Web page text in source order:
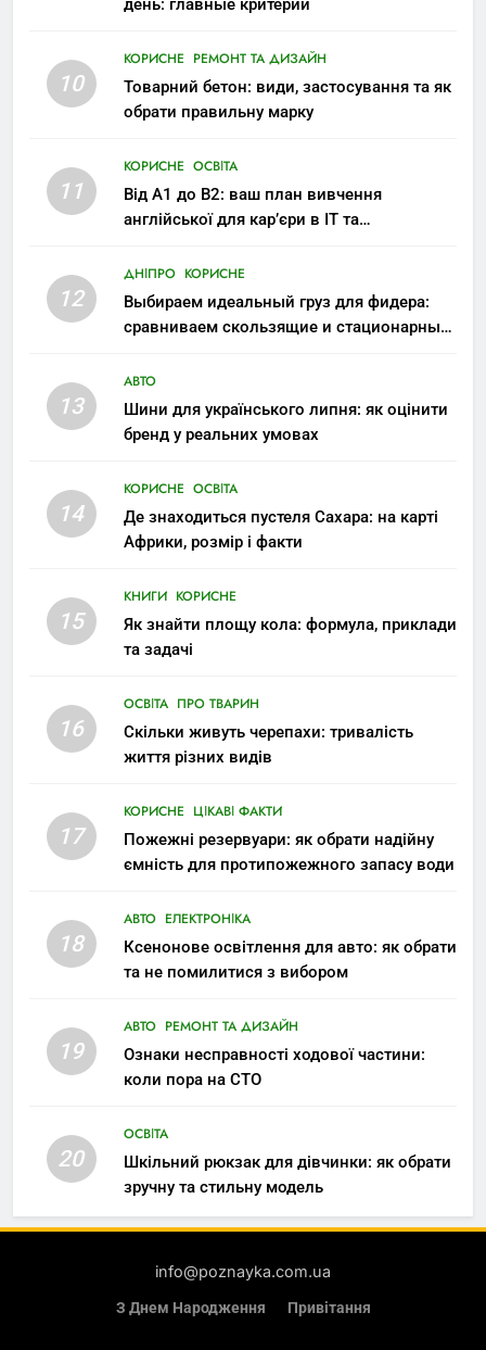
день: главные критерии
10
КОРИСНЕ РЕМОНТ ТА ДИЗАЙН
Товарний бетон: види, застосування та як
обрати правильну марку
11
КОРИСНЕ ОСВІТА
Від A1 до B2: ваш план вивчення
англійської для кар’єри в IT та
12
ДНІПРО КОРИСНЕ
Выбираем идеальный груз для фидера:
сравниваем скользящие и стационарные
13
АВТО
Шини для українського липня: як оцінити
бренд у реальних умовах
14
КОРИСНЕ ОСВІТА
Де знаходиться пустеля Сахара: на карті
Африки, розмір і факти
15
КНИГИ КОРИСНЕ
Як знайти площу кола: формула, приклади
та задачі
16
ОСВІТА ПРО ТВАРИН
Скільки живуть черепахи: тривалість
життя різних видів
17
КОРИСНЕ ЦІКАВІ ФАКТИ
Пожежні резервуари: як обрати надійну
ємність для протипожежного запасу води
18
АВТО ЕЛЕКТРОНІКА
Ксенонове освітлення для авто: як обрати
та не помилитися з вибором
19
АВТО РЕМОНТ ТА ДИЗАЙН
Ознаки несправності ходової частини:
коли пора на СТО
20
ОСВІТА
Шкільний рюкзак для дівчинки: як обрати
зручну та стильну модель
info@poznayka.com.ua
З Днем Народження
Привітання